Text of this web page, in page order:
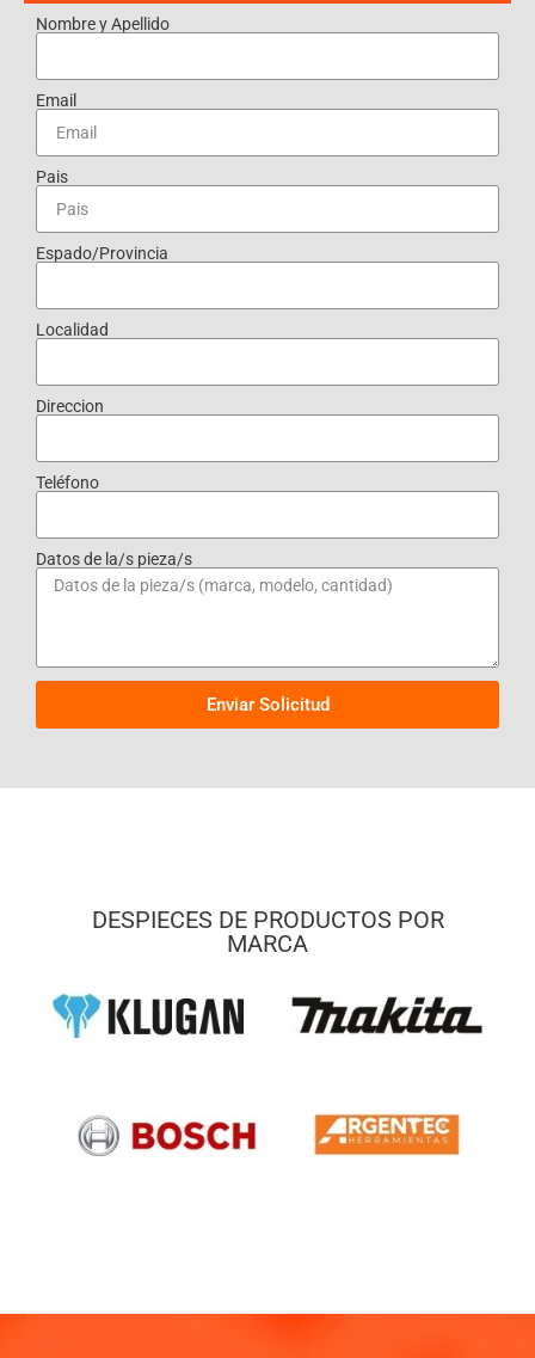
Nombre y Apellido
Email
Pais
Espado/Provincia
Localidad
Direccion
Teléfono
Datos de la/s pieza/s
Enviar Solicitud
DESPIECES DE PRODUCTOS POR
MARCA